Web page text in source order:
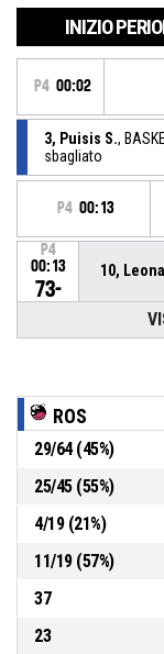
INIZIO
P4 00:02
3, Puisis S.,
sbagliato
P4 00:13
P4
00:13
73-
10,
P4 00:41
00:41
P4
ROS
29/64(45%)
25/45(55%)
4/19(21%)
11/19(57%)
37
23